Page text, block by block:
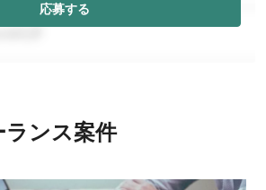
応募する
ンス案件